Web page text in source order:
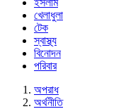
ইসলাম
খেলাধুলা
টেক
স্বাস্থ্য
বিনোদন
পরিবার
অপরাধ
অর্থনীতি